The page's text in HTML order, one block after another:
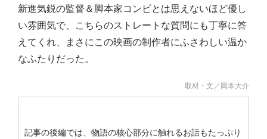
新進気鋭の監督＆脚本家コンビとは思えないほど優し
い雰囲気で、こちらのストレートな質問にも丁寧に答
えてくれ、まさにこの映画の制作者にふさわしい温か
なふたりだった。
取材・文／岡本大介
記事の後編では、物語の核心部分に触れるお話もたっぷり